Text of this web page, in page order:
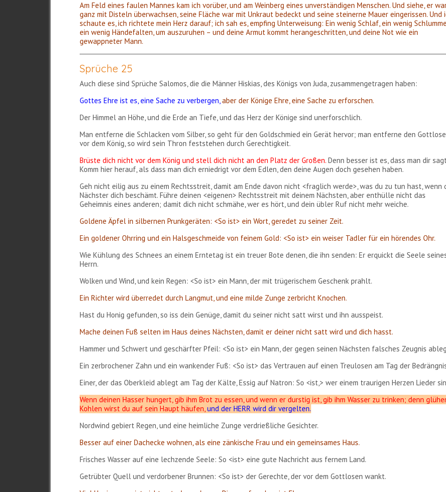
Am Feld eines faulen Mannes kam ich vorüber, und am Weinberg eines unverständigen Menschen. Und siehe, er
ganz mit Disteln überwachsen, seine Fläche war mit Unkraut bedeckt und seine steinerne Mauer eingerissen. Und
schaute es, ich richtete mein Herz darauf; ich sah es, empfing Unterweisung: Ein wenig Schlaf, ein wenig
ein wenig Händefalten, um auszuruhen – und deine Armut kommt herangeschritten, und deine Not wie ein
gewappneter Mann.
Sprüche 25
Auch diese sind Sprüche Salomos, die die Männer Hiskias, des Königs von Juda, zusammengetragen haben:
Gottes Ehre ist es, eine Sache zu verbergen, aber der Könige Ehre, eine Sache zu erforschen.
Der Himmel an Höhe, und die Erde an Tiefe, und das Herz der Könige sind unerforschlich.
Man entferne die Schlacken vom Silber, so geht für den Goldschmied ein Gerät hervor; man entferne den
vor dem König, so wird sein Thron feststehen durch Gerechtigkeit.
Brüste dich nicht vor dem König und stell dich nicht an den Platz der Großen.Denn besser ist es, dass man dir
Komm hier herauf, als dass man dich erniedrigt vor dem Edlen, den deine Augen doch gesehen haben.
Geh nicht eilig aus zu einem Rechtsstreit, damit am Ende davon nicht <fraglich werde>, was du zu tun hast, wenn
Nächster dich beschämt. Führe deinen <eigenen> Rechtsstreit mit deinem Nächsten, aber enthülle nicht das
Geheimnis eines anderen; damit dich nicht schmähe, wer es hört, und dein übler Ruf nicht mehr weiche.
Goldene Äpfel in silbernen Prunkgeräten: <So ist> ein Wort, geredet zu seiner Zeit.
Ein goldener Ohrring und ein Halsgeschmeide von feinem Gold: <So ist> ein weiser Tadler für ein hörendes Ohr.
Wie Kühlung des Schnees an einem Erntetag ist ein treuer Bote denen, die ihn senden: Er erquickt die Seele
Herrn.
Wolken und Wind, und kein Regen: <So ist> ein Mann, der mit trügerischem Geschenk prahlt.
Ein Richter wird überredet durch Langmut, und eine milde Zunge zerbricht Knochen.
Hast du Honig gefunden, so iss dein Genüge, damit du seiner nicht satt wirst und ihn ausspeist.
Mache deinen Fuß selten im Haus deines Nächsten, damit er deiner nicht satt wird und dich hasst.
Hammer und Schwert und geschärfter Pfeil: <So ist> ein Mann, der gegen seinen Nächsten falsches Zeugnis
Ein zerbrochener Zahn und ein wankender Fuß: <So ist> das Vertrauen auf einen Treulosen am Tag der
Einer, der das Oberkleid ablegt am Tag der Kälte, Essig auf Natron: So <ist,> wer einem traurigen Herzen Lieder
Wenn deinen Hasser hungert, gib ihm Brot zu essen, und wenn er durstig ist, gib ihm Wasser zu trinken; denn
Kohlen wirst du auf sein Haupt häufen,und der HERR wird dir vergelten.
Nordwind gebiert Regen, und eine heimliche Zunge verdrießliche Gesichter.
Besser auf einer Dachecke wohnen, als eine zänkische Frau und ein gemeinsames Haus.
Frisches Wasser auf eine lechzende Seele: So <ist> eine gute Nachricht aus fernem Land.
Getrübter Quell und verdorbener Brunnen: <So ist> der Gerechte, der vor dem Gottlosen wankt.